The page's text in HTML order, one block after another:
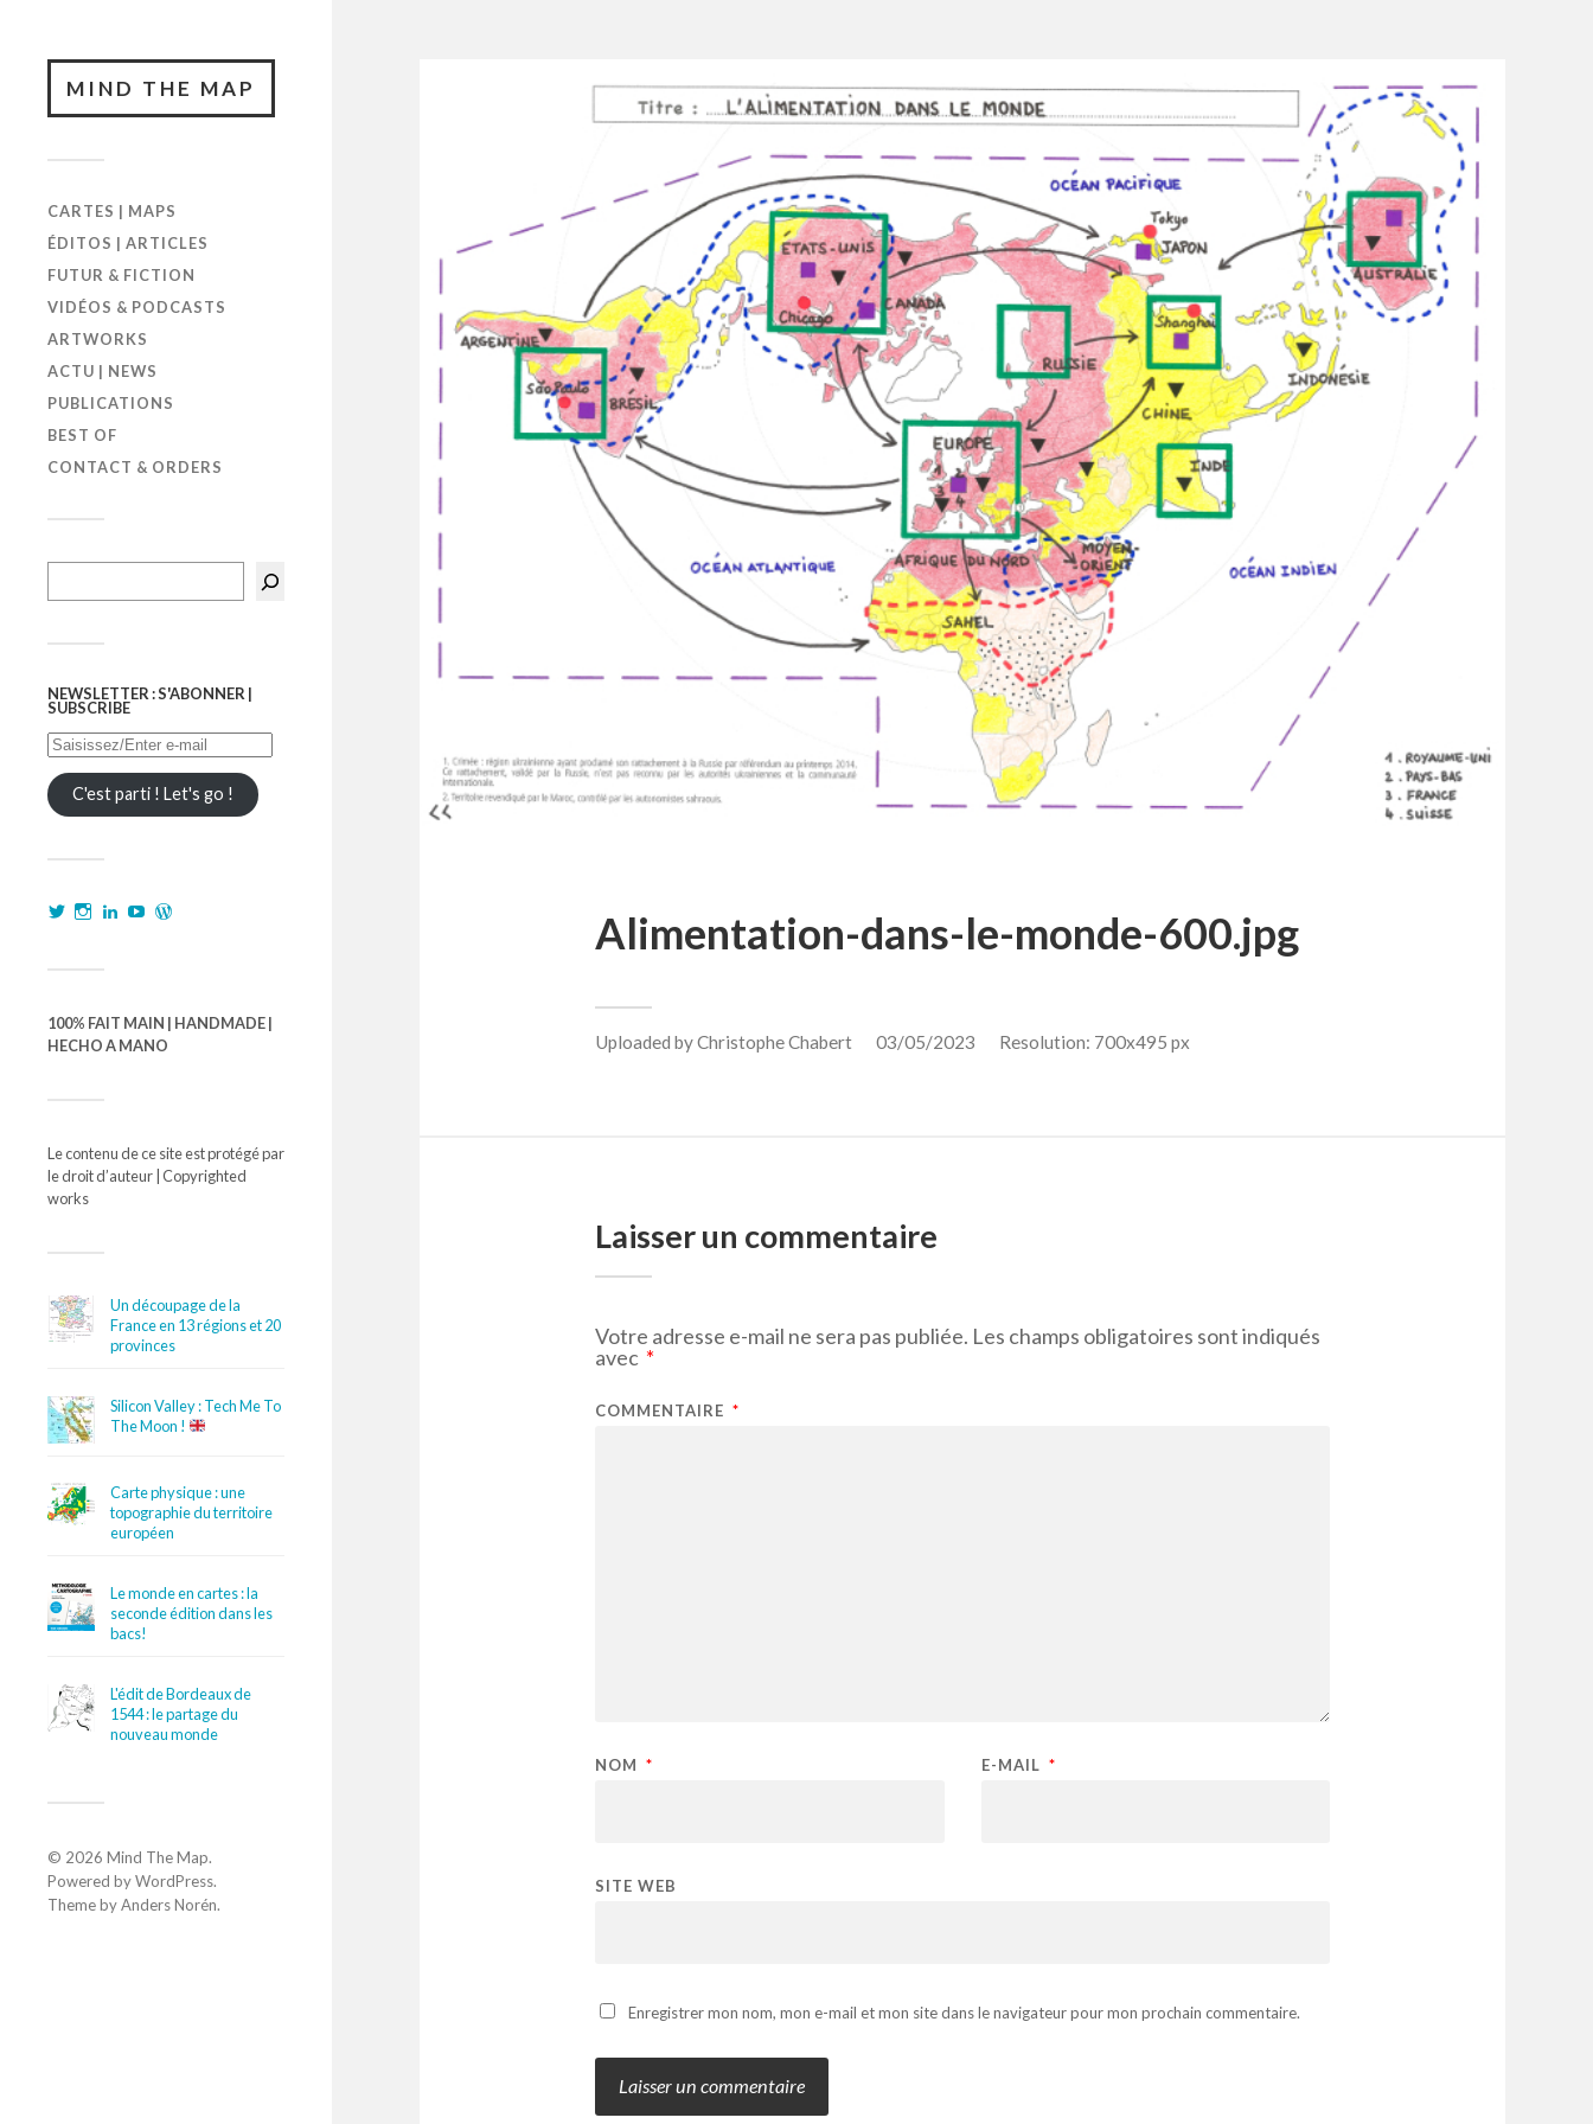
MIND THE MAP
CARTES | MAPS
ÉDITOS | ARTICLES
FUTUR & FICTION
VIDÉOS & PODCASTS
ARTWORKS
ACTU | NEWS
PUBLICATIONS
BEST OF
CONTACT & ORDERS
NEWSLETTER : S'ABONNER |
SUBSCRIBE
C'est parti ! Let's go !
100% FAIT MAIN | HANDMADE |
HECHO A MANO
Le contenu de ce site est protégé par
le droit d’auteur | Copyrighted
works
Un découpage de la
France en 13 régions et 20
provinces
Silicon Valley : Tech Me To
The Moon !
Carte physique : une
topographie du territoire
européen
Le monde en cartes : la
seconde édition dans les
bacs!
L'édit de Bordeaux de
1544 : le partage du
nouveau monde
© 2026 Mind The Map.
Powered byWordPress.
Theme byAnders Norén.
Alimentation-dans-le-monde-600.jpg
Uploaded byChristophe Chabert 03/05/2023 Resolution: 700x495 px
Laisser un commentaire
Votre adresse e-mail ne sera pas publiée. Les champs obligatoires sont indiqués
avec *
COMMENTAIRE *
NOM * E-MAIL *
SITE WEB
Enregistrer mon nom, mon e-mail et mon site dans le navigateur pour mon prochain commentaire.